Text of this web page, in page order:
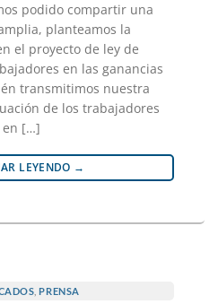
podido compartir una
planteamos la
el proyecto de ley de
en las ganancias
transmitimos nuestra
de los trabajadores
en […]
LEYENDO →
,PRENSA